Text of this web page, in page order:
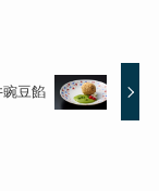
豆餡